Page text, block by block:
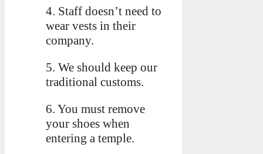
4. Staff doesn’t need to
wear vests in their
company.
5. We should keep our
traditional customs.
6. You must remove
your shoes when
entering a temple.